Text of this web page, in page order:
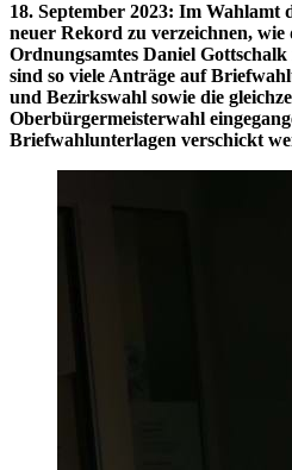
18. September 2023: Im Wahlamt
neuer Rekord zu verzeichnen, wie
Ordnungsamtes Daniel
sind so viele Anträge auf
und Bezirkswahl sowie die
Oberbürgermeisterwahl
Briefwahlunterlagen verschickt